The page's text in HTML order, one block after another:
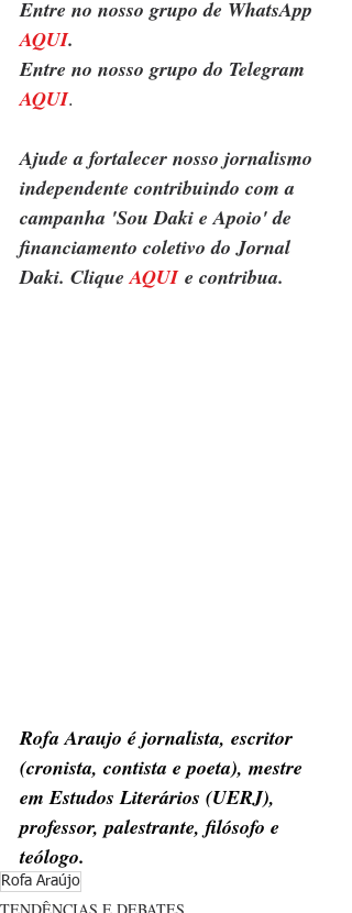
Entre no nosso grupo de WhatsApp
AQUI.
Entre no nosso grupo do Telegram
AQUI.
Ajude a fortalecer nosso jornalismo
independente contribuindo com a
campanha 'Sou Daki e Apoio' de
financiamento coletivo do Jornal
Daki. Clique AQUI e contribua.
Rofa Araujo é jornalista, escritor
(cronista, contista e poeta), mestre
em Estudos Literários (UERJ),
professor, palestrante, filósofo e
teólogo.
Rofa Araújo